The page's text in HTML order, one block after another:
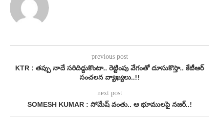
previous post
KTR : తప్పు నాదే సరిదిద్దుకొంటా.. రెట్టింపు వేగంతో దూసుకొస్తా.. కేటీఆర్
సంచలన వ్యాఖ్యలు..!!
next post
SOMESH KUMAR : సోమేష్ వంతు.. ఆ భూములపై నజర్..!